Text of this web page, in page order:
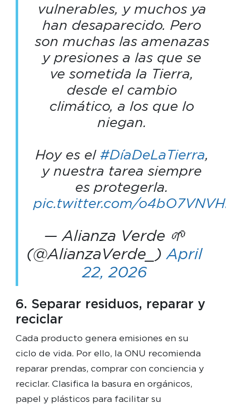
vulnerables, y muchos ya
han desaparecido. Pero
son muchas las amenazas
y presiones a las que se
ve sometida la Tierra,
desde el cambio
climático, a los que lo
niegan.
Hoy es el #DíaDeLaTierra,
y nuestra tarea siempre
es protegerla.
pic.twitter.com/
— Alianza Verde 🌱
(@AlianzaVerde_)April
22, 2026
6. Separar residuos, reparar y
reciclar
Cada producto genera emisiones en su
ciclo de vida. Por ello, la ONU recomienda
reparar prendas, comprar con conciencia y
reciclar. Clasifica la basura en orgánicos,
papel y plásticos para facilitar su